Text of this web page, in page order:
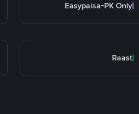
Easypaisa-PK Only
Raast